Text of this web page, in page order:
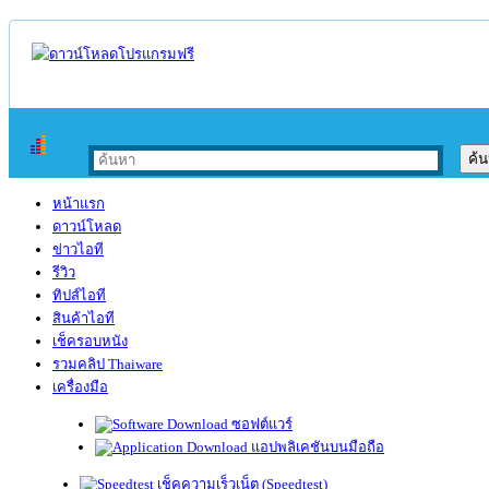
หน้าแรก
ดาวน์โหลด
ข่าวไอที
รีวิว
ทิปส์ไอที
สินค้าไอที
เช็ครอบหนัง
รวมคลิป Thaiware
เครื่องมือ
ซอฟต์แวร์
แอปพลิเคชันบนมือถือ
เช็คความเร็วเน็ต (Speedtest)